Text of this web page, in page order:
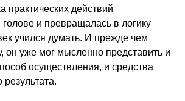
практических действий
и превращалась в логику
учился думать. И прежде чем
он уже мог мысленно представить и
осуществления, и средства
результата.